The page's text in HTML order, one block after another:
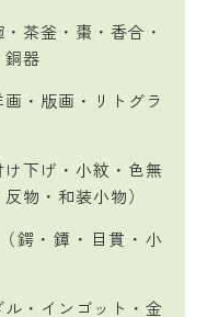
茶釜・棗・香合・
銅器
・版画・リトグラ
下げ・小紋・色無
物・和装小物）
鍔・鐔・目貫・小
・インゴット・金